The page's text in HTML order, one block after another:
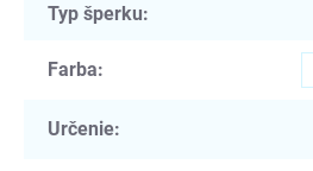
Typ šperku:
Farba:
Určenie: